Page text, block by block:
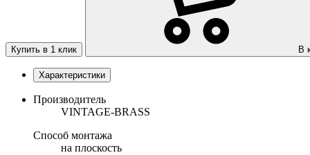
Купить в 1 клик В
Характеристики
Производитель
VINTAGE-BRASS
Способ монтажа
на плоскость